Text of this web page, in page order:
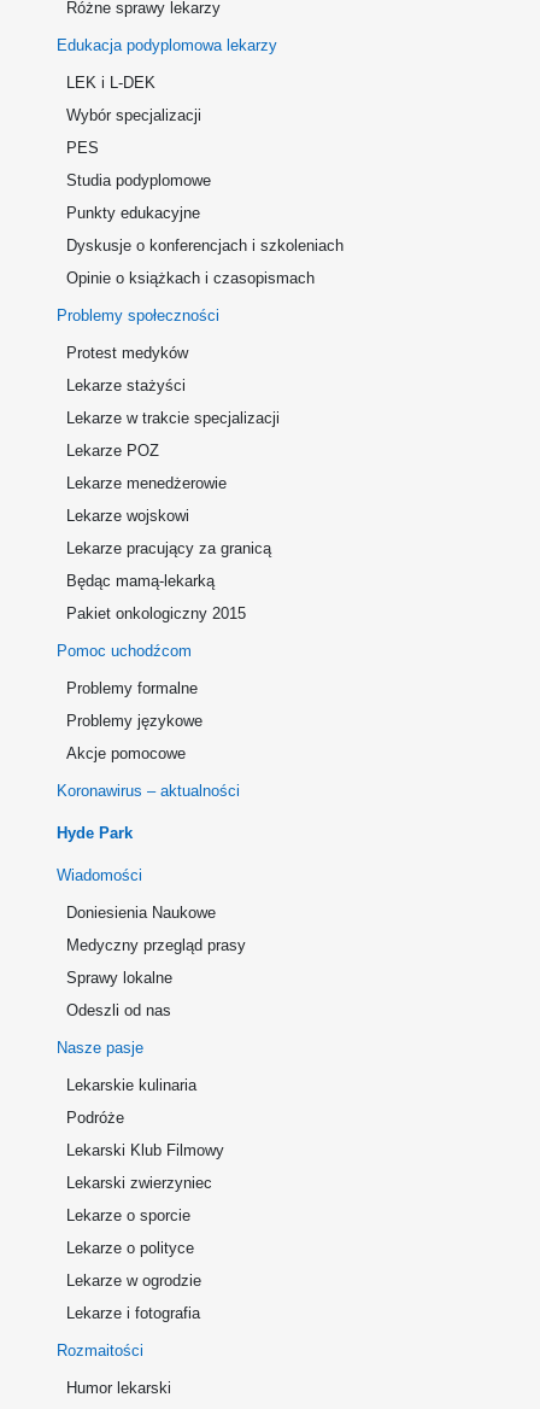
Różne sprawy lekarzy
Edukacja podyplomowa lekarzy
LEK i L-DEK
Wybór specjalizacji
PES
Studia podyplomowe
Punkty edukacyjne
Dyskusje o konferencjach i szkoleniach
Opinie o książkach i czasopismach
Problemy społeczności
Protest medyków
Lekarze stażyści
Lekarze w trakcie specjalizacji
Lekarze POZ
Lekarze menedżerowie
Lekarze wojskowi
Lekarze pracujący za granicą
Będąc mamą-lekarką
Pakiet onkologiczny 2015
Pomoc uchodźcom
Problemy formalne
Problemy językowe
Akcje pomocowe
Koronawirus – aktualności
Hyde Park
Wiadomości
Doniesienia Naukowe
Medyczny przegląd prasy
Sprawy lokalne
Odeszli od nas
Nasze pasje
Lekarskie kulinaria
Podróże
Lekarski Klub Filmowy
Lekarski zwierzyniec
Lekarze o sporcie
Lekarze o polityce
Lekarze w ogrodzie
Lekarze i fotografia
Rozmaitości
Humor lekarski